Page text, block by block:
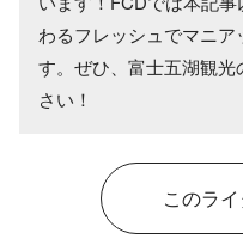
わるフレッシュでマニ
す。ぜひ、富士五湖観
さい！
このラ